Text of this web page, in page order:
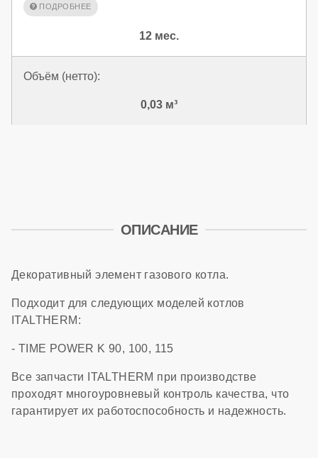
12 мес.
Объём (нетто):
0,03 м³
ОПИСАНИЕ
Декоративный элемент газового котла.
Подходит для следующих моделей котлов
ITALTHERM:
- TIME POWER K 90, 100, 115
Все запчасти ITALTHERM при производстве
проходят многоуровневый контроль качества, что
гарантирует их работоспособность и надежность.